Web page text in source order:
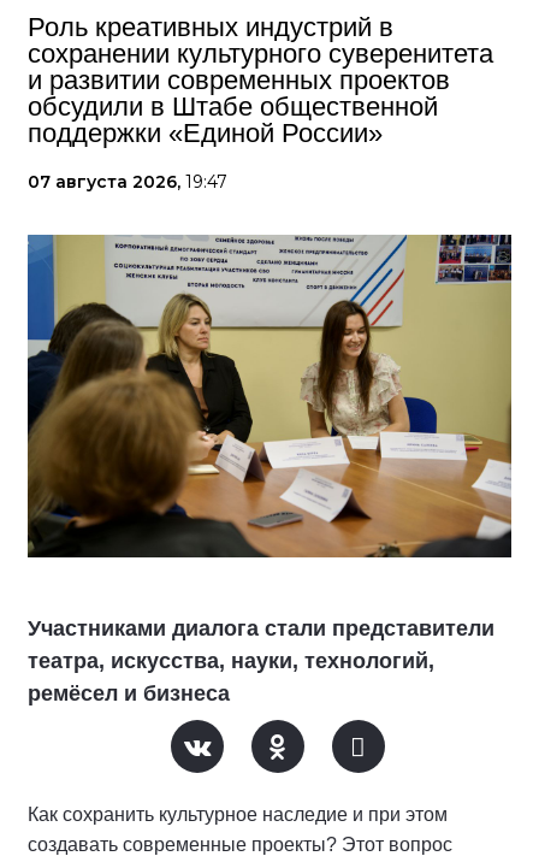
Роль креативных индустрий в
сохранении культурного суверенитета
и развитии современных проектов
обсудили в Штабе общественной
поддержки «Единой России»
07 августа 2026, 19:47
Участниками диалога стали представители
театра, искусства, науки, технологий,
ремёсел и бизнеса
Как сохранить культурное наследие и при этом
создавать современные проекты? Этот вопрос